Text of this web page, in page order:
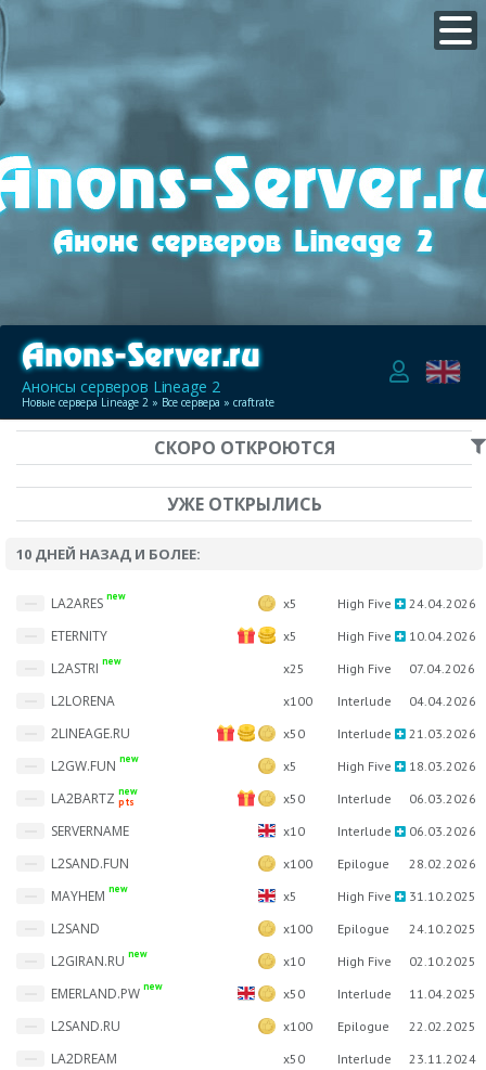
Анонсы серверов Lineage 2
Новые сервера Lineage 2 » Все сервера » craftrate
СКОРО ОТКРОЮТСЯ
УЖЕ ОТКРЫЛИСЬ
10 ДНЕЙ НАЗАД И БОЛЕЕ:
LA2ARES new x5 High Five 24.04.2026
ETERNITY x5 High Five 10.04.2026
L2ASTRI new x25 High Five 07.04.2026
L2LORENA x100 Interlude 04.04.2026
2LINEAGE.RU x50 Interlude 21.03.2026
L2GW.FUN new x5 High Five 18.03.2026
LA2BARTZ new
pts
x50 Interlude 06.03.2026
SERVERNAME x10 Interlude 06.03.2026
L2SAND.FUN x100 Epilogue 28.02.2026
MAYHEM new x5 High Five 31.10.2025
L2SAND x100 Epilogue 24.10.2025
L2GIRAN.RU new x10 High Five 02.10.2025
EMERLAND.PW new x50 Interlude 11.04.2025
L2SAND.RU x100 Epilogue 22.02.2025
LA2DREAM x50 Interlude 23.11.2024